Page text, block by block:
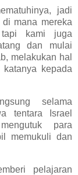
jadi
mana mereka
tapi kami juga
dan mulai
melakukan hal
kepada
selama
tentara Israel
para
memukuli dan
pelajaran